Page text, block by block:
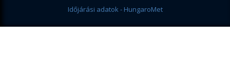
Időjárási adatok - HungaroMet